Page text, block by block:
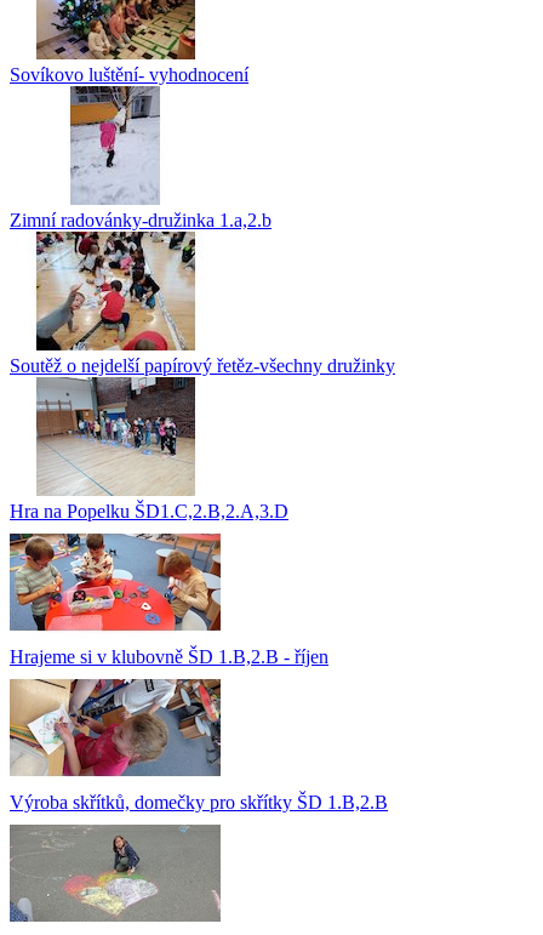
Sovíkovo luštění- vyhodnocení
Zimní radovánky-družinka 1.a,2.b
Soutěž o nejdelší papírový řetěz-všechny družinky
Hra na Popelku ŠD1.C,2.B,2.A,3.D
Hrajeme si v klubovně ŠD 1.B,2.B - říjen
Výroba skřítků, domečky pro skřítky ŠD 1.B,2.B